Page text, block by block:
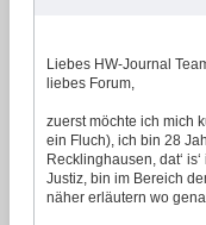
Liebes HW-Journal
liebes Forum,
zuerst möchte ich mich
ein Fluch), ich bin 28
Recklinghausen, dat‘
Justiz, bin im Bereich
näher erläutern wo